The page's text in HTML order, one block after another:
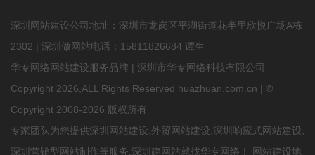
深圳网站建设公司地址：深圳市龙岗区平湖街道花半里欣悦广场A栋
2302 | 深圳做网站电话： 15811826684 谭生
华专网络网站建设服务品牌 | 深圳市华专网络科技有限公司
Copyright 2026,ALL Rights Reserved huazhuan.com.cn | ©
Copyright 2008-2026 版权所有
专家团队为您提供深圳网站建设 外贸网站建设 ,深圳响应式网站建设,
深圳营销型网站制作等服务,深圳建网站就找华专网络！
网站建设地